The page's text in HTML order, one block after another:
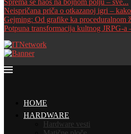
Sprema se haos na bojnom polju – sve...
Neispričana priča o otkazanoj igri –
Gejming: Od grafike ka proceduralnom
Potpuna transformacija kultnog JRPG-a
HOME
HARDWARE
Hardware vesti